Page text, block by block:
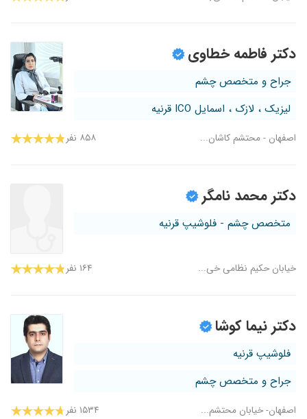
دکتر فاطمه خطاوی
جراح و متخصص چشم
لیزیک ، لازک ، اسمایل ICO قرنیه
اصفهان - محتشم کاشان... ۸۵۸ نفر
دکتر محمد نامگر
متخصص چشم - فلوشیپ قرنیه
خیابان حکیم نظامی خی... ۱۶۴ نفر
دکتر نیما کوشا
فلوشیپ قرنیه
جراح و متخصص چشم
اصفهان- خیابان محتشم... ۱۵۳۴ نفر